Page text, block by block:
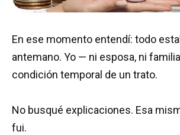
En ese momento entendí: todo
antemano. Yo — ni esposa, ni
condición temporal de un trato.
No busqué explicaciones. Esa
fui.